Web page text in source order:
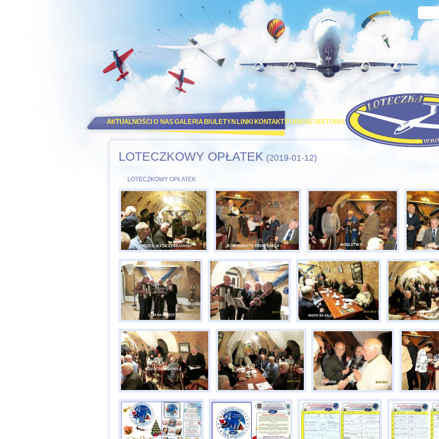
AKTUALNOŚCI O NAS GALERIA BIULETYN LINKI KONTAKT POBIERZ HISTORIA PORT LOTNICZY
LOTECZKOWY OPŁATEK (2019-01-12)
LOTECZKOWY OPŁATEK